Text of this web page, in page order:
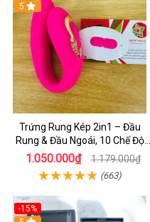
5
Trứng Rung Kép 2in1 – Đầu
Rung & Đầu Ngoái, 10 Chế Độ
Kích Thích Cho Nữ
1.050.000₫ 1.179.000₫
(663)
-15%